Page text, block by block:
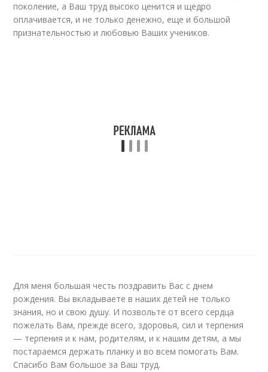
поколение, а Ваш труд высоко ценится и щедро
оплачивается, и не только денежно, еще и большой
признательностью и любовью Ваших учеников.
Для меня большая честь поздравить Вас с днем
рождения. Вы вкладываете в наших детей не только
знания, но и свою душу. И позвольте от всего сердца
пожелать Вам, прежде всего, здоровья, сил и терпения
— терпения и к нам, родителям, и к нашим детям, а мы
постараемся держать планку и во всем помогать Вам.
Спасибо Вам большое за Ваш труд.